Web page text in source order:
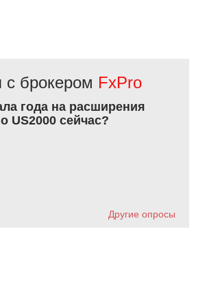
с брокером FxPro
года на расширения
US2000 сейчас?
Другие опросы